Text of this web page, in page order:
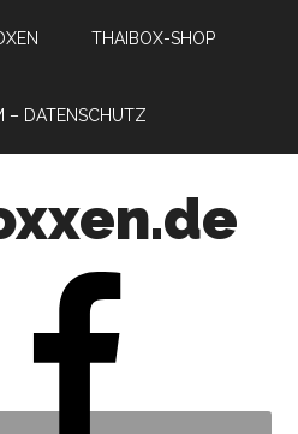
THAIBOX-SHOP
– DATENSCHUTZ